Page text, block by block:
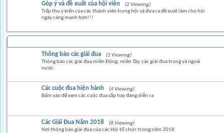
Góp ý và đề xuất của hội viên
(2 Viewing)
Tiếp thu ý kiến của các thành viên trong hội và đưa ra đề xuát làm cho hội
ngày càng mạnh hơn!!!
Thông báo các giải đua
(1 Viewing)
Thông báo các giải đua miền Đông, miền Tây, các giải đua trong và ngoài
nước.
Các cuộc đua hiện hành
(4 Viewing)
Bấm vào để xem các cuộc đua sắp hay đang diễn ra
Các Giải Đua Năm 2018
(8 Viewing)
Nơi thông báo giải đua của các Hội tổ chức trong năm 2018